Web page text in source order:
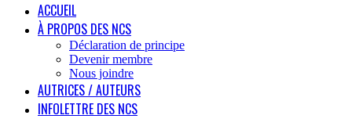
ACCUEIL
À PROPOS DES NCS
Déclaration de principe
Devenir membre
Nous joindre
AUTRICES / AUTEURS
INFOLETTRE DES NCS